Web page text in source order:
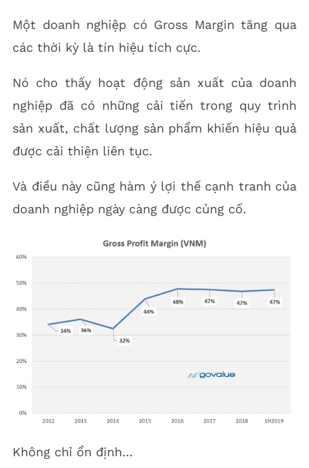
Một doanh nghiệp có Gross Margin tăng qua
các thời kỳ là tín hiệu tích cực.
Nó cho thấy hoạt động sản xuất của doanh
nghiệp đã có những cải tiến trong quy trình
sản xuất, chất lượng sản phẩm khiến hiệu quả
được cải thiện liên tục.
Và điều này cũng hàm ý lợi thế cạnh tranh của
doanh nghiệp ngày càng được củng cố.
Không chỉ ổn định…